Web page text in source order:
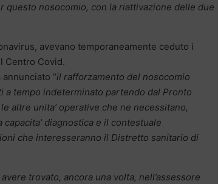
nosocomio, con la riattivazione delle due
avevano temporaneamente ceduto i
Centro Covid.
“il rafforzamento del nosocomio
tempo indeterminato partendo dal Pronto
altre unita’ operative che ne necessitano,
diagnostica e il contestuale
che interesseranno il Distretto sanitario di
trovato, ancora una volta, nell’assessore